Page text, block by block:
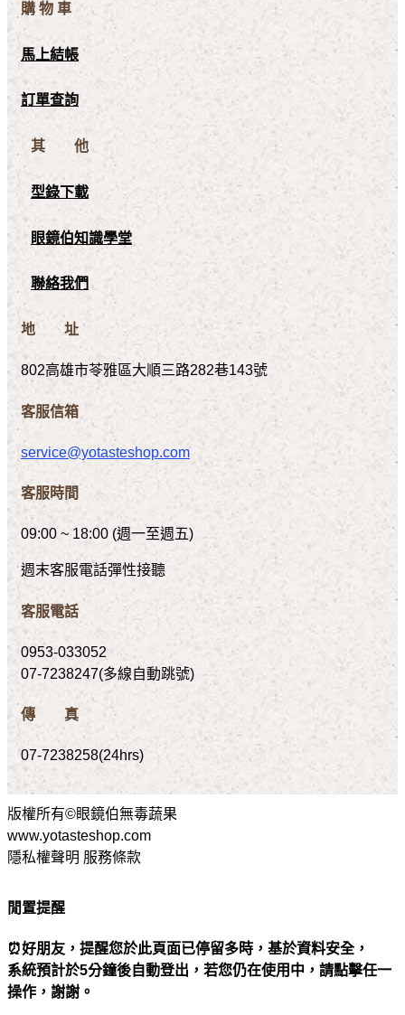
購 物 車
馬上結帳
訂單查詢
其 他
型錄下載
眼鏡伯知識學堂
聯絡我們
地 址
802高雄市苓雅區大順三路282巷143號
客服信箱
service@yotasteshop.com
客服時間
09:00 ~ 18:00 (週一至週五)
週末客服電話彈性接聽
客服電話
0953-033052
07-7238247(多線自動跳號)
傳 真
07-7238258(24hrs)
版權所有©眼鏡伯無毒蔬果
www.yotasteshop.com
隱私權聲明 服務條款
閒置提醒
⏰好朋友，提醒您於此頁面已停留多時，基於資料安全，
系統預計於5分鐘後自動登出，若您仍在使用中，請點擊任一
操作，謝謝。